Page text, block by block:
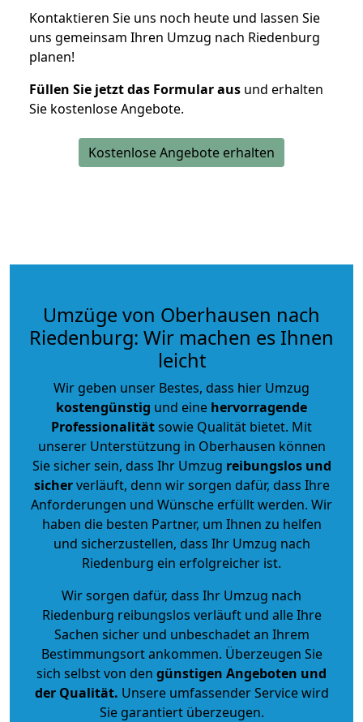
Kontaktieren Sie uns noch heute und lassen Sie
uns gemeinsam Ihren Umzug nach Riedenburg
planen!
Füllen Sie jetzt das Formular aus und erhalten
Sie kostenlose Angebote.
Kostenlose Angebote erhalten
Umzüge von Oberhausen nach
Riedenburg: Wir machen es Ihnen
leicht
Wir geben unser Bestes, dass hier Umzug
kostengünstig und eine hervorragende
Professionalitätsowie Qualität bietet. Mit
unserer Unterstützung in Oberhausen können
Sie sicher sein, dass Ihr Umzug reibungslos und
sicherverläuft, denn wir sorgen dafür, dass Ihre
Anforderungen und Wünsche erfüllt werden. Wir
haben die besten Partner, um Ihnen zu helfen
und sicherzustellen, dass Ihr Umzug nach
Riedenburg ein erfolgreicher ist.
Wir sorgen dafür, dass Ihr Umzug nach
Riedenburg reibungslos verläuft und alle Ihre
Sachen sicher und unbeschadet an Ihrem
Bestimmungsort ankommen. Überzeugen Sie
sich selbst von den günstigen Angeboten und
der Qualität. Unsere umfassender Service wird
Sie garantiert überzeugen.